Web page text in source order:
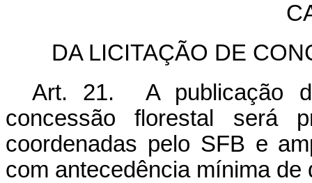
DA LICITAÇÃO DE
Art. 21. A publicação
concessão florestal será
coordenadas pelo SFB e
com antecedência mínima de